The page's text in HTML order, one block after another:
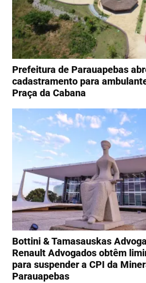
Prefeitura de Parauapebas
cadastramento para
Praça da Cabana
Bottini & Tamasauskas
Renault Advogados obtêm
para suspender a CPI da
Parauapebas